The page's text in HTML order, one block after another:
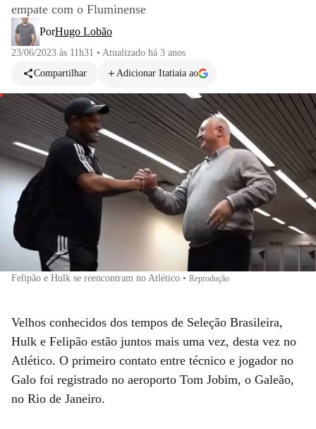
empate com o Fluminense
PorHugo Lobão
23/06/2023 às 11h31 • Atualizado há 3 anos
Compartilhar
Adicionar Itatiaia ao
Felipão e Hulk se reencontram no Atlético • Reprodução
Velhos conhecidos dos tempos de Seleção Brasileira,
Hulk e Felipão estão juntos mais uma vez, desta vez no
Atlético. O primeiro contato entre técnico e jogador no
Galo foi registrado no aeroporto Tom Jobim, o Galeão,
no Rio de Janeiro.